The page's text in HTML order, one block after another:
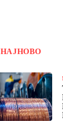
НАЈНОВО